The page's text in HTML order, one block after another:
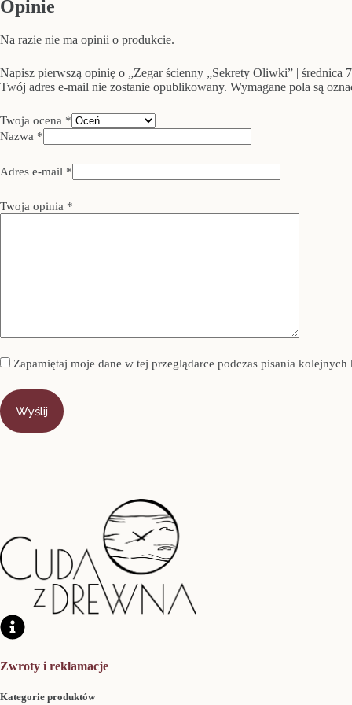
Opinie
Na razie nie ma opinii o produkcie.
Napisz pierwszą opinię o „Zegar ścienny „Sekrety Oliwki” | średnica
Twój adres e-mail nie zostanie opublikowany. Wymagane pola są
Twoja ocena *
Nazwa *
Adres e-mail *
Twoja opinia *
Zapamiętaj moje dane w tej przeglądarce podczas pisania kolejnych
Wyślij
Zwroty i reklamacje
Kategorie produktów